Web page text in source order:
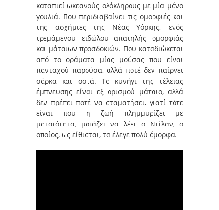
καταπιεί ωκεανούς ολόκληρους με μία μόνο
γουλιά. Που περιδιαβαίνει τις ομορφιές και
της ασχήμιες της Νέας Υόρκης, ενός
τρεμάμενου ειδώλου απατηλής ομορφιάς
και μάταιων προσδοκιών. Που καταδιώκεται
από το οράματα μίας μούσας που είναι
πανταχού παρούσα, αλλά ποτέ δεν παίρνει
σάρκα και οστά. Το κυνήγι της τέλειας
έμπνευσης είναι εξ ορισμού μάταιο, αλλά
δεν πρέπει ποτέ να σταματήσει, γιατί τότε
είναι που η ζωή πλημμυρίζει με
ματαιότητα, μοιάζει να λέει ο Ντίλαν, ο
οποίος, ως είθισται, τα έλεγε πολύ όμορφα.